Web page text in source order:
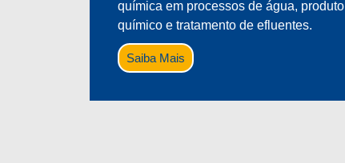
química em processos de água, produto
químico e tratamento de efluentes.
Saiba Mais